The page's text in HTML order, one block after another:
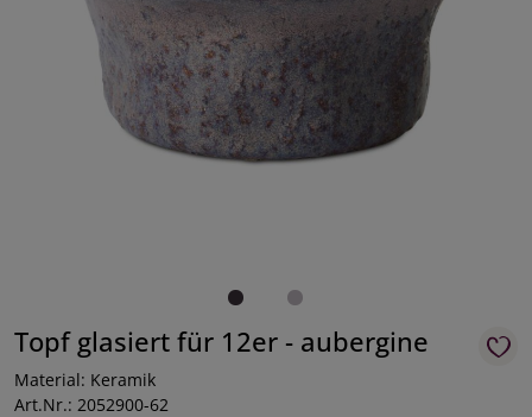
Topf glasiert für 12er - aubergine
Material: Keramik
Art.Nr.: 2052900-62